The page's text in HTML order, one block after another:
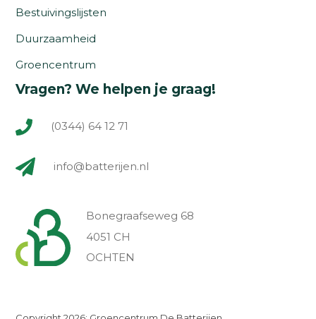
Bestuivingslijsten
Duurzaamheid
Groencentrum
Vragen? We helpen je graag!
(0344) 64 12 71
info@batterijen.nl
Bonegraafseweg 68
4051 CH
OCHTEN